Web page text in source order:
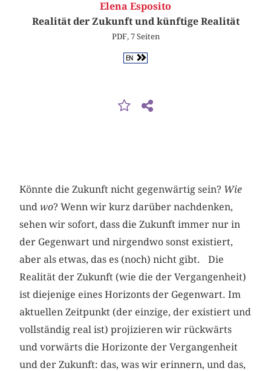
Elena Esposito
Realität der Zukunft und künftige Realität
PDF, 7 Seiten
EN
Könnte die Zukunft nicht gegenwärtig sein? Wie
undwo? Wenn wir kurz darüber nachdenken,
sehen wir sofort, dass die Zu­kunft immer nur in
der Gegenwart und nirgendwo sonst existiert,
aber als etwas, das es (noch) nicht gibt. Die
Realität der Zukunft (wie die der Vergangenheit)
ist diejenige eines Horizonts der Gegenwart. Im
aktuellen Zeitpunkt (der einzige, der existiert und
vollständig real ist) projizieren wir rückwärts
und vorwärts die Horizonte der Vergangenheit
und der Zukunft: das, was wir erinnern, und das,